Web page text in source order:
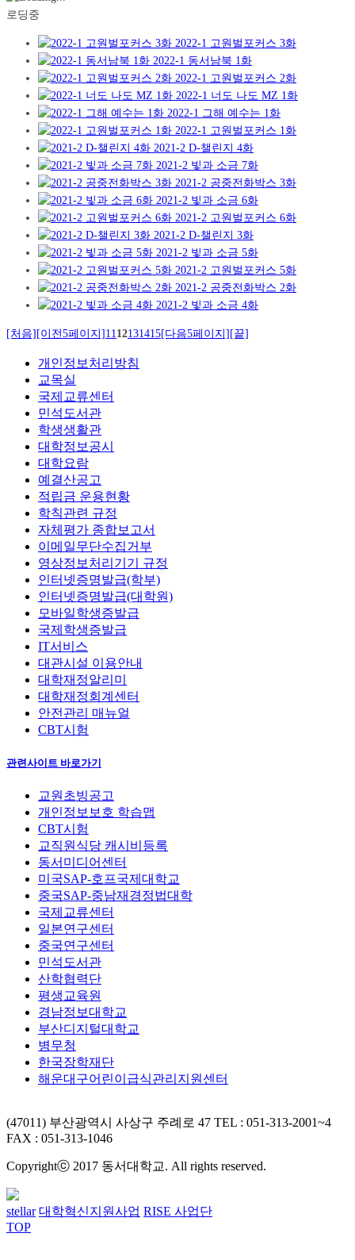
로딩중
2022-1 고원벌포커스 3화
2022-1 동서남북 1화
2022-1 고원벌포커스 2화
2022-1 너도 나도 MZ 1화
2022-1 그해 예수는 1화
2022-1 고원벌포커스 1화
2021-2 D-챌린지 4화
2021-2 빛과 소금 7화
2021-2 공중전화박스 3화
2021-2 빛과 소금 6화
2021-2 고원벌포커스 6화
2021-2 D-챌린지 3화
2021-2 빛과 소금 5화
2021-2 고원벌포커스 5화
2021-2 공중전화박스 2화
2021-2 빛과 소금 4화
[처음][이전5페이지]11 12131415[다음5페이지][끝]
개인정보처리방침
교목실
국제교류센터
민석도서관
학생생활관
대학정보공시
대학요람
예결산공고
적립금 운용현황
학칙관련 규정
자체평가 종합보고서
이메일무단수집거부
영상정보처리기기 규정
인터넷증명발급(학부)
인터넷증명발급(대학원)
모바일학생증발급
국제학생증발급
IT서비스
대관시설 이용안내
대학재정알리미
대학재정회계센터
안전관리 매뉴얼
CBT시험
관련사이트 바로가기
교원초빙공고
개인정보보호 학습맵
CBT시험
교직원식당 캐시비등록
동서미디어센터
미국SAP-호프국제대학교
중국SAP-중남재경정법대학
국제교류센터
일본연구센터
중국연구센터
민석도서관
산학협력단
평생교육원
경남정보대학교
부산디지털대학교
병무청
한국장학재단
해운대구어린이급식관리지원센터
(47011) 부산광역시 사상구 주례로 47 TEL : 051-313-2001~4
FAX : 051-313-1046
Copyrightⓒ 2017 동서대학교. All rights reserved.
stellar 대학혁신지원사업 RISE 사업단
TOP